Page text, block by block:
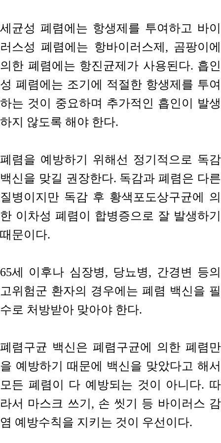
세균성 폐렴에는 항생제를 투여하고 바이
러스성 폐렴에는 항바이러스제, 곰팡이에
의한 폐렴에는 항진균제가 사용된다. 흡인
성 폐렴에는 조기에 적절한 항생제를 투여
하는 것이 중요하며 추가적인 흡인이 발생
하지 않도록 해야 한다.
폐렴을 예방하기 위해선 정기적으로 독감
백신을 맞길 권장한다. 독감과 폐렴은 다른
질병이지만 독감 후 황색포도상구균에 의
한 이차성 폐렴이 합병증으로 잘 발생하기
때문이다.
65세 이후나 심장병, 당뇨병, 간경변 등의
고위험군 환자의 경우에는 폐렴 백신을 필
수로 처방받아 맞아야 한다.
폐렴구균 백신은 폐렴구균에 의한 폐렴만
을 예방하기 때문에 백신을 맞았다고 해서
모든 폐렴이 다 예방되는 것이 아니다. 따
라서 마스크 쓰기, 손 씻기 등 바이러스 감
염 예방수칙을 지키는 것이 우선이다.